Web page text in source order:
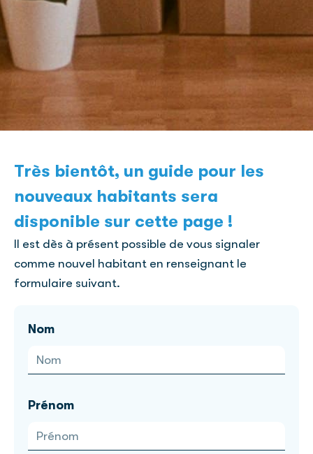
Très bientôt, un guide pour les
nouveaux habitants sera
disponible sur cette page !
Il est dès à présent possible de vous signaler
comme nouvel habitant en renseignant le
formulaire suivant.
Nom
Prénom